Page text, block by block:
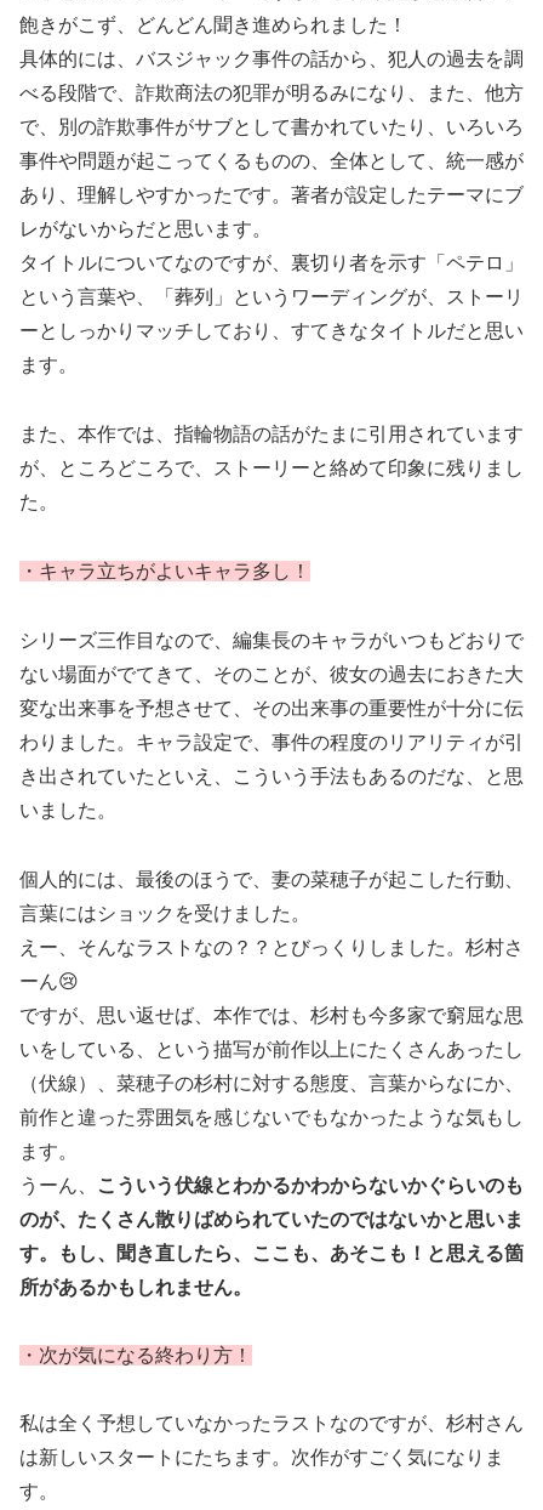
飽きがこず、どんどん聞き進められました！
具体的には、バスジャック事件の話から、犯人の過去を調
べる段階で、詐欺商法の犯罪が明るみになり、また、他方
で、別の詐欺事件がサブとして書かれていたり、いろいろ
事件や問題が起こってくるものの、全体として、統一感が
あり、理解しやすかったです。著者が設定したテーマにブ
レがないからだと思います。
タイトルについてなのですが、裏切り者を示す「ペテロ」
という言葉や、「葬列」というワーディングが、ストーリ
ーとしっかりマッチしており、すてきなタイトルだと思い
ます。
また、本作では、指輪物語の話がたまに引用されています
が、ところどころで、ストーリーと絡めて印象に残りまし
た。
・キャラ立ちがよいキャラ多し！
シリーズ三作目なので、編集長のキャラがいつもどおりで
ない場面がでてきて、そのことが、彼女の過去におきた大
変な出来事を予想させて、その出来事の重要性が十分に伝
わりました。キャラ設定で、事件の程度のリアリティが引
き出されていたといえ、こういう手法もあるのだな、と思
いました。
個人的には、最後のほうで、妻の菜穂子が起こした行動、
言葉にはショックを受けました。
えー、そんなラストなの？？とびっくりしました。杉村さ
ーん😢
ですが、思い返せば、本作では、杉村も今多家で窮屈な思
いをしている、という描写が前作以上にたくさんあったし
（伏線）、菜穂子の杉村に対する態度、言葉からなにか、
前作と違った雰囲気を感じないでもなかったような気もし
ます。
うーん、
こういう伏線とわかるかわからないかぐらいのも
のが、たくさん散りばめられていたのではないかと思いま
す。もし、聞き直したら、ここも、あそこも！と思える箇
所があるかもしれません。
・次が気になる終わり方！
私は全く予想していなかったラストなのですが、杉村さん
は新しいスタートにたちます。次作がすごく気になりま
す。